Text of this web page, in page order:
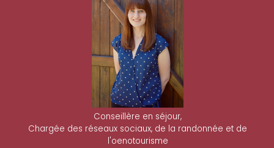
Conseillère en séjour,
Chargée des réseaux sociaux, de la randonnée et de
l'oenotourisme